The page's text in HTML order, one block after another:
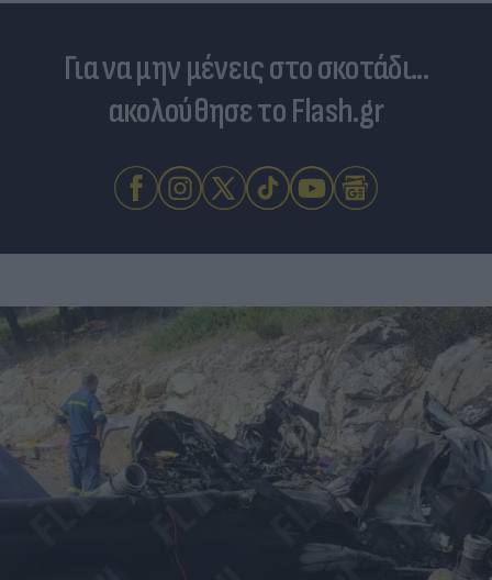
Για να μην μένεις στο σκοτάδι...
ακολούθησε το Flash.gr